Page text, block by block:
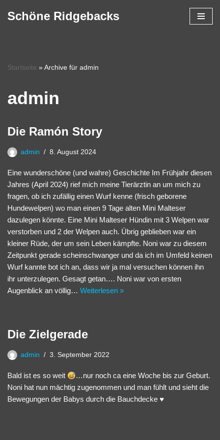
Schöne Ridgebacks
Startseite »Archive für admin
admin
Die Ramón Story
admin 8. August 2024
Eine wunderschöne (und wahre) Geschichte Im Frühjahr diesen
Jahres (April 2024) rief mich meine Tierärztin an um mich zu
fragen, ob ich zufällig einen Wurf kenne (frisch geborene
Hundewelpen) wo man einen 9 Tage alten Mini Malteser
dazulegen könnte. Eine Mini Malteser Hündin mit 3 Welpen war
verstorben und 2 der Welpen auch. Übrig geblieben war ein
kleiner Rüde, der um sein Leben kämpfte. Noni war zu diesem
Zeitpunkt gerade scheinschwanger und da ich im Umfeld keinen
Wurf kannte bot ich an, dass wir ja mal versuchen können ihn
ihr unterzulegen. Gesagt getan…. Noni war von ersten
Augenblick an völlig… Weiterlesen »
Die Zielgerade
admin 3. September 2022
Bald ist es so weit
…nur noch ca eine Woche bis zur Geburt.
Noni hat nun mächtig zugenommen und man fühlt und sieht die
Bewegungen der Babys durch die Bauchdecke ♥️